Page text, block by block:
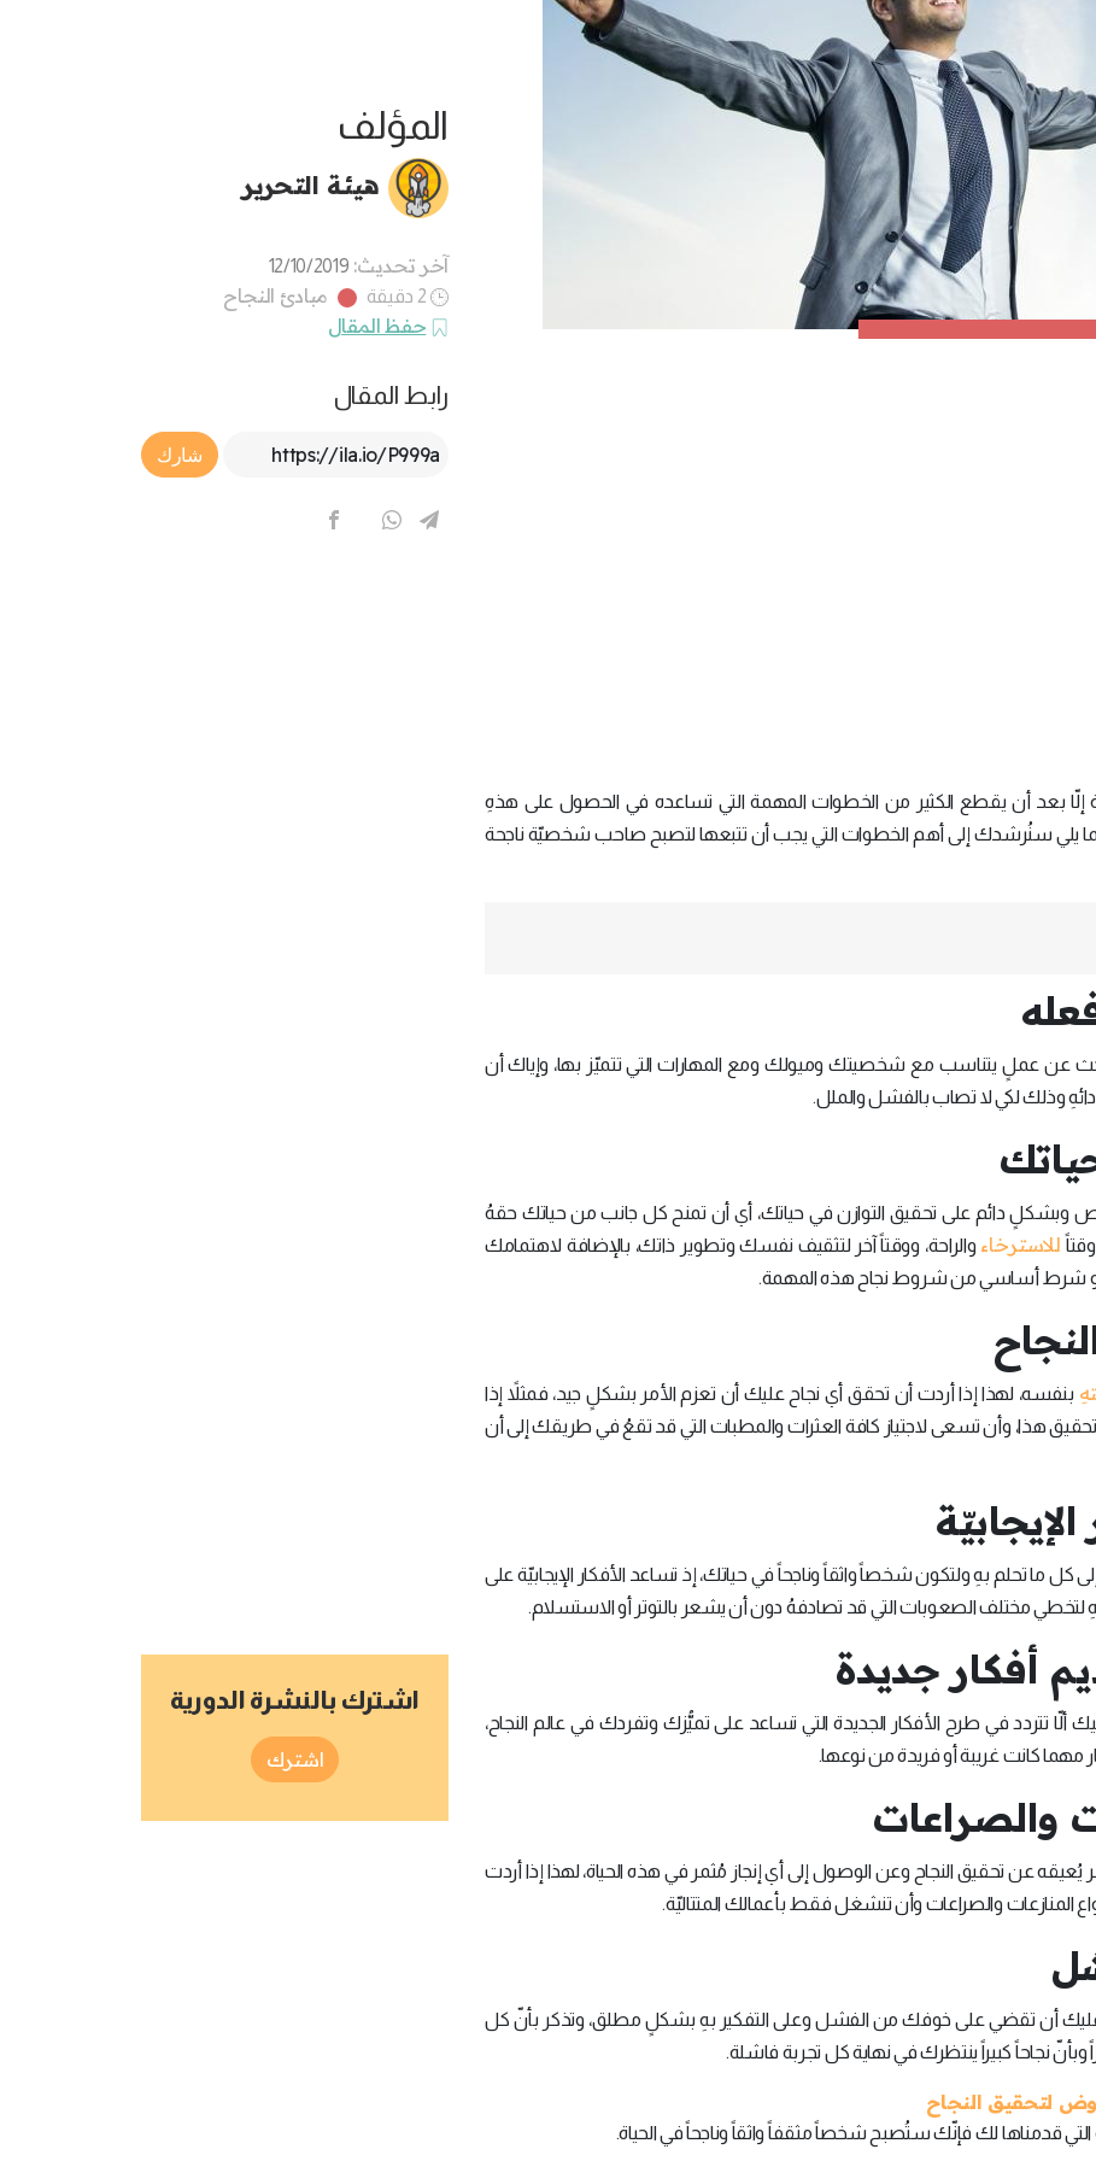
إلّا بعد أن يقطع الكثير من الخطوات المهمة التي تساعده في الحصول على هذهِ
فيما يلي سنُرشدك إلى أهم الخطوات التي يجب أن تتبعها لتصبح صاحب شخصيّة ناجحة
المؤلف
هيئة التحرير
آخر تحديث: 12/10/2019
2 دقيقة
مبادئ النجاح
حفظ المقال
رابط المقال
Article Link
شارك
عن عملٍ يتناسب مع شخصيتك وميولك ومع المهارات التي تتميّز بها، وإياك أن
وذلك لكي لا تصاب بالفشل والملل.
دائم على تحقيق التوازن في حياتك، أي أن تمنح كل جانب من حياتك حقهُ
للاسترخاء والراحة، ووقتاً آخر لتثقيف نفسك وتطوير ذاتك، بالإضافة لاهتمامك
هو شرط أساسي من شروط نجاح هذه المهمة.
بنفسه، لهذا إذا أردت أن تحقق أي نجاح عليك أن تعزم الأمر بشكلٍ جيد، فمثلاً إذا
هذا، وأن تسعى لاجتياز كافة العثرات والمطبات التي قد تقعُ في طريقك إلى أن
ما تحلم بهِ ولتكون شخصاً واثقاً وناجحاً في حياتك، إذ تساعد الأفكار الإيجابيّة على
لتخطي مختلف الصعوبات التي قد تصادفهُ دون أن يشعر بالتوتر أو الاستسلام.
أفكار جديدة
تتردد في طرح الأفكار الجديدة التي تساعد على تميُّزك وتفردك في عالم النجاح،
مهما كانت غريبة أو فريدة من نوعها.
والصراعات
يُعيقه عن تحقيق النجاح وعن الوصول إلى أي إنجاز مُثمر في هذه الحياة، لهذا إذا أردت
المنازعات والصراعات وأن تنشغل فقط بأعمالك المتتاليّة.
أن تقضي على خوفك من الفشل وعلى التفكير بهِ بشكلٍ مطلق، وتذكر بأنّ كل
نجاحاً كبيراً ينتظرك في نهاية كل تجربة فاشلة.
قدمناها لك فإنّك ستُصبح شخصاً مثقفاً واثقاً وناجحاً في الحياة.
اشترك بالنشرة الدورية
اشترك